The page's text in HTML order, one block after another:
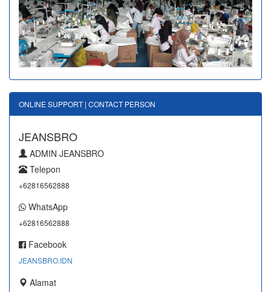
ONLINE SUPPORT | CONTACT PERSON
JEANSBRO
ADMIN JEANSBRO
Telepon
+62816562888
WhatsApp
+62816562888
Facebook
JEANSBRO.IDN
Alamat